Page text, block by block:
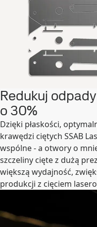
Redukuj
o 30%
Dzięki płaskości,
krawędzi ciętych SSAB
wspólne - a otwory o
szczeliny cięte z dużą
większą wydajność,
produkcji z cięciem